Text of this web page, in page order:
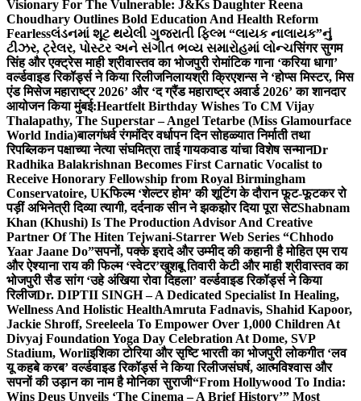
Visionary For The Vulnerable: J&Ks Daughter Reena
Choudhary Outlines Bold Education And Health Reform
Fearlessલંડનમાં શૂટ થયેલી ગુજરાતી ફિલ્મ “લાયક નાલાયક”નું
ટીઝર, ટ્રેલર, પોસ્ટર અને સંગીત ભવ્ય સમારોહમાં લોન્ચसिंगर सुगम
सिंह और एक्ट्रेस माही श्रीवास्तव का भोजपुरी रोमांटिक गाना ‘करिया धागा’
वर्ल्डवाइड रिकॉर्ड्स ने किया रिलीजनिलायश्री क्रिएशन्स ने ‘होप्स मिस्टर, मिस
एंड मिसेज महाराष्ट्र 2026’ और ‘द ग्रैंड महाराष्ट्र अवार्ड 2026’ का शानदार
आयोजन किया मुंबई:Heartfelt Birthday Wishes To CM Vijay
Thalapathy, The Superstar – Angel Tetarbe (Miss Glamourface
World India)बालगंधर्व रंगमंदिर वर्धापन दिन सोहळ्यात निर्माती तथा
रिपब्लिकन पक्षाच्या नेत्या संघमित्रा ताई गायकवाड यांचा विशेष सन्मानDr
Radhika Balakrishnan Becomes First Carnatic Vocalist to
Receive Honorary Fellowship from Royal Birmingham
Conservatoire, UKफिल्म ‘शेल्टर होम’ की शूटिंग के दौरान फूट-फूटकर रो
पड़ीं अभिनेत्री दिव्या त्यागी, दर्दनाक सीन ने झकझोर दिया पूरा सेटShabnam
Khan (Khushi) Is The Production Advisor And Creative
Partner Of The Hiten Tejwani-Starrer Web Series “Chhodo
Yaar Jaane Do”सपनों, पक्के इरादे और उम्मीद की कहानी है मोहित एम राय
और ऐश्याना राय की फिल्म ‘स्वेटर’खुशबू तिवारी केटी और माही श्रीवास्तव का
भोजपुरी सैड सांग ‘उहे अंखिया रोवा दिहला’ वर्ल्डवाइड रिकॉर्ड्स ने किया
रिलीजDr. DIPTII SINGH – A Dedicated Specialist In Healing,
Wellness And Holistic HealthAmruta Fadnavis, Shahid Kapoor,
Jackie Shroff, Sreeleela To Empower Over 1,000 Children At
Divyaj Foundation Yoga Day Celebration At Dome, SVP
Stadium, Worliइशिका टोरिया और सृष्टि भारती का भोजपुरी लोकगीत ‘लव
यू कहबे करब’ वर्ल्डवाइड रिकॉर्ड्स ने किया रिलीजसंघर्ष, आत्मविश्वास और
सपनों की उड़ान का नाम है मोनिका सुराजी“From Hollywood To India:
Wins Deus Unveils ‘The Cinema – A Brief History’” Most